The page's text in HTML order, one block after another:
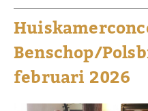
Benschop/
februari 2026